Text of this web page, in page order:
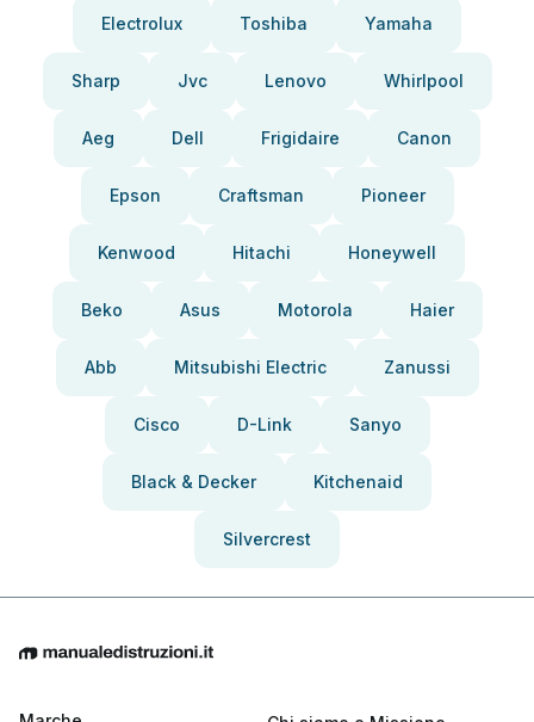
Electrolux Toshiba Yamaha
Sharp Jvc Lenovo Whirlpool
Aeg Dell Frigidaire Canon
Epson Craftsman Pioneer
Kenwood Hitachi Honeywell
Beko Asus Motorola Haier
Abb Mitsubishi Electric Zanussi
Cisco D-Link Sanyo
Black & Decker Kitchenaid
Silvercrest